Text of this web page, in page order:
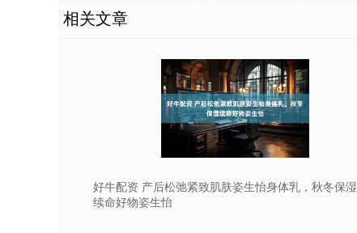
相关文章
好牛配资 产后松弛紧致肌肤姿生怡身体乳，秋冬保湿
续命好物姿生怡